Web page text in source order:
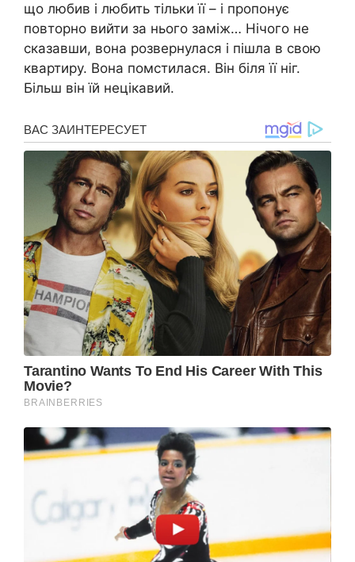
що любив і любить тільки її – і пропонує
повторно вийти за нього заміж… Нічого не
сказавши, вона розвернулася і пішла в свою
квартиру. Вона помстилася. Він біля її ніг.
Більш він їй нецікавий.